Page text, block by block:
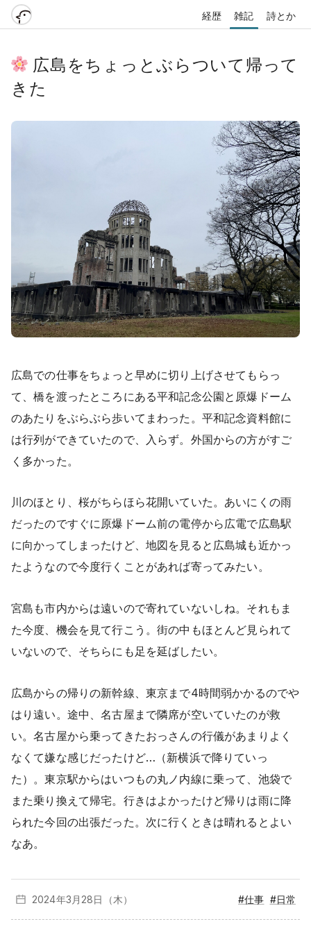
経歴 雑記 詩とか
広島をちょっとぶらついて帰って
きた
広島での仕事をちょっと早めに切り上げさせてもらっ
て、橋を渡ったところにある平和記念公園と原爆ドーム
のあたりをぶらぶら歩いてまわった。平和記念資料館に
は行列ができていたので、入らず。外国からの方がすご
く多かった。
川のほとり、桜がちらほら花開いていた。あいにくの雨
だったのですぐに原爆ドーム前の電停から広電で広島駅
に向かってしまったけど、地図を見ると広島城も近かっ
たようなので今度行くことがあれば寄ってみたい。
宮島も市内からは遠いので寄れていないしね。それもま
た今度、機会を見て行こう。街の中もほとんど見られて
いないので、そちらにも足を延ばしたい。
広島からの帰りの新幹線、東京まで4時間弱かかるのでや
はり遠い。途中、名古屋まで隣席が空いていたのが救
い。名古屋から乗ってきたおっさんの行儀があまりよく
なくて嫌な感じだったけど…（新横浜で降りていっ
た）。東京駅からはいつもの丸ノ内線に乗って、池袋で
また乗り換えて帰宅。行きはよかったけど帰りは雨に降
られた今回の出張だった。次に行くときは晴れるとよい
なあ。
2024年3月 28日（木） #仕事 #日常